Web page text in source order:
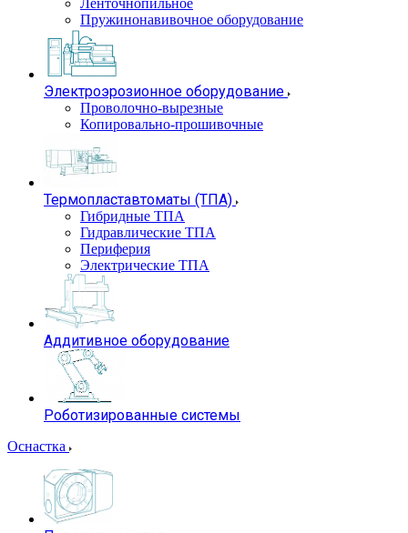
Ленточнопильное
Пружинонавивочное оборудование
Электроэрозионное оборудование
Проволочно-вырезные
Копировально-прошивочные
Термопластавтоматы (ТПА)
Гибридные ТПА
Гидравлические ТПА
Периферия
Электрические ТПА
Аддитивное оборудование
Роботизированные системы
Оснастка